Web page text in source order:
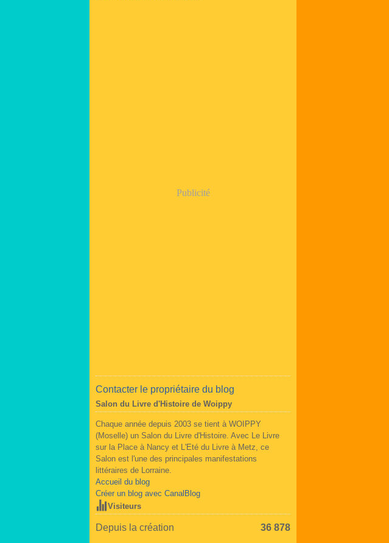
Publicité
Contacter le propriétaire du blog
Salon du Livre d'Histoire de Woippy
Chaque année depuis 2003 se tient à WOIPPY
(Moselle) un Salon du Livre d'Histoire. Avec Le Livre
sur la Place à Nancy et L'Eté du Livre à Metz, ce
Salon est l'une des principales manifestations
littéraires de Lorraine.
Accueil du blog
Créer un blog avec CanalBlog
Visiteurs
Depuis la création 36 878